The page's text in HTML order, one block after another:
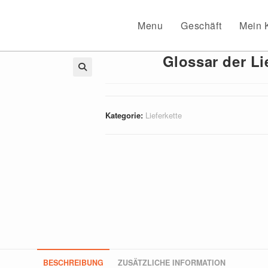
Menu Geschäft Mein
Glossar der
Kategorie: Lieferkette
BESCHREIBUNG ZUSÄTZLICHE INFORMATION